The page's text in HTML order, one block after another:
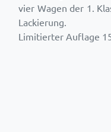
vier Wagen der 1.
Lackierung.
Limitierter Auflage